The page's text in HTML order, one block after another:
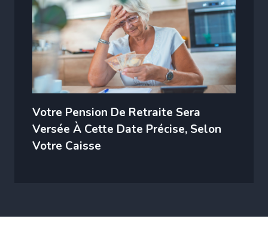
Votre Pension De Retraite Sera
Versée À Cette Date Précise, Selon
Votre Caisse